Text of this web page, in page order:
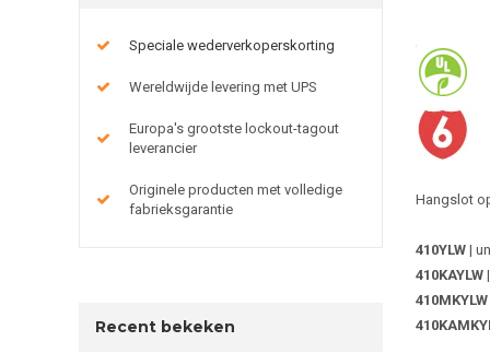
Speciale wederverkoperskorting
Wereldwijde levering met UPS
Europa's grootste lockout-tagout
leverancier
Originele producten met volledige
fabrieksgarantie
Recent bekeken
Hangslot
410YLW|
410KAYLW|
410MKYLW